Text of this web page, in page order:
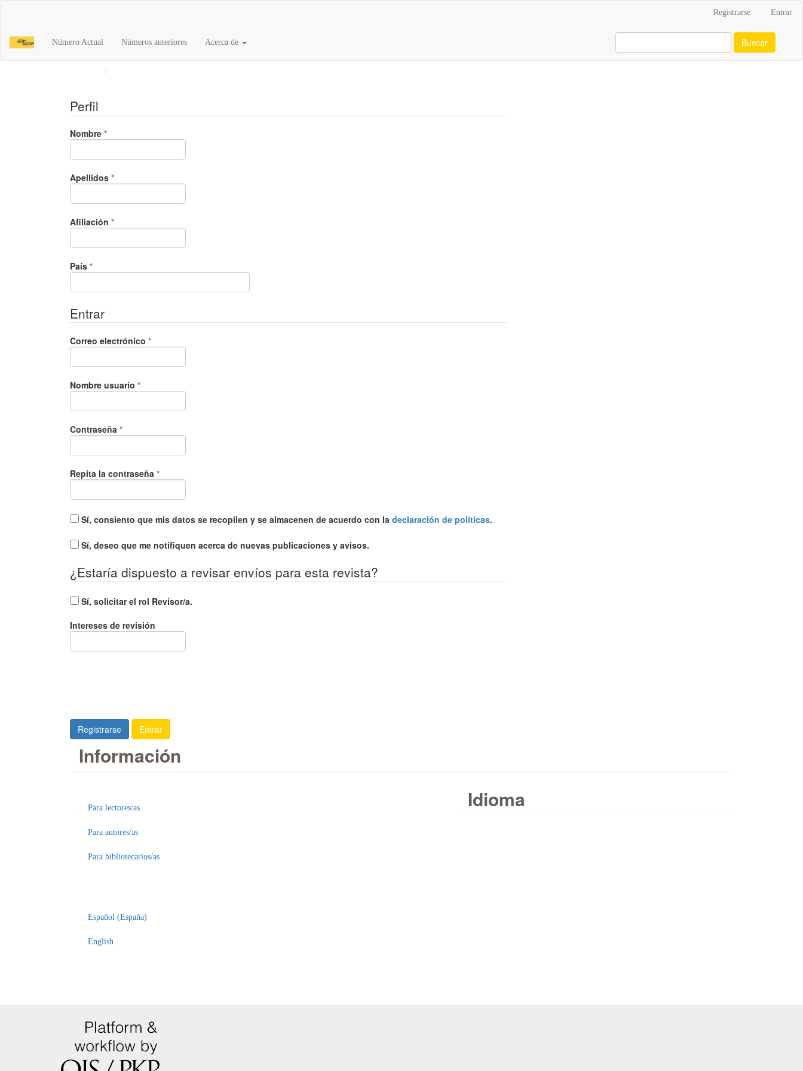
principal
Barra
Registrarse Entrar
Número Actual Números anteriores Acerca de Buscar
Perfil
Nombre *Obligatorio
Apellidos *Obligatorio
Afiliación *Obligatorio
País *Obligatorio
Entrar
Correo electrónico *Obligatorio
Nombre usuario *Obligatorio
Contraseña *Obligatorio
Repita la contraseña *Obligatorio
Sí, consiento que mis datos se recopilen y se almacenen de acuerdo con la declaración de políticas.
Sí, deseo que me notifiquen acerca de nuevas publicaciones y avisos.
¿Estaría dispuesto a revisar envíos para esta revista?
Sí, solicitar el rol Revisor/a.
Intereses de revisión
Registrarse Entrar
Información
Para lectores/as
Para autores/as
Para bibliotecarios/as
Idioma
Español (España)
English